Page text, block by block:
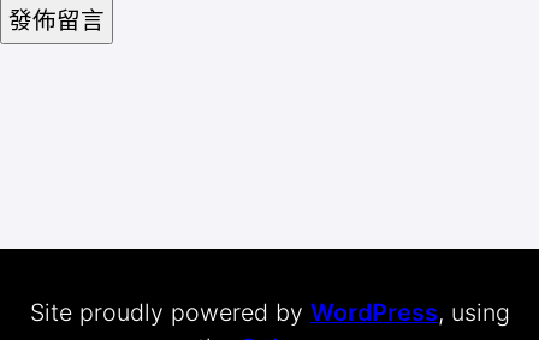
Site proudly powered by WordPress, using